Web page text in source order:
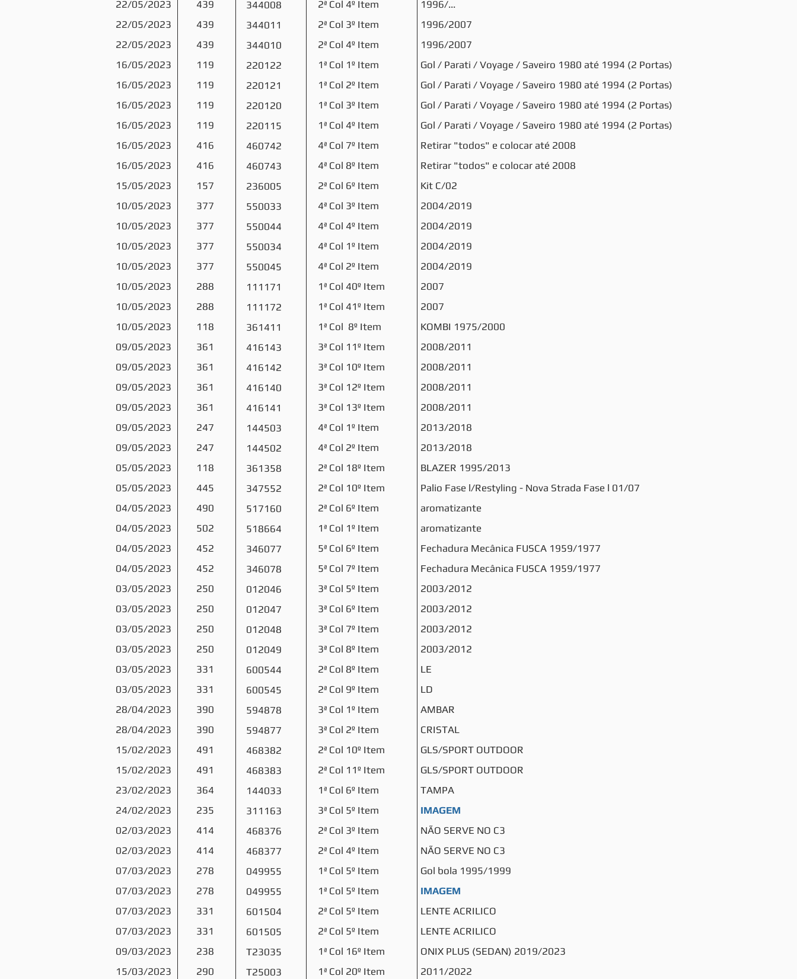
22/05/2023
22/05/2023
22/05/2023
16/05/2023
16/05/2023
16/05/2023
16/05/2023
16/05/2023
16/05/2023
15/05/2023
10/05/2023
10/05/2023
10/05/2023
10/05/2023
10/05/2023
10/05/2023
10/05/2023
09/05/2023
09/05/2023
09/05/2023
09/05/2023
09/05/2023
09/05/2023
05/05/2023
05/05/2023
04/05/2023
04/05/2023
04/05/2023
04/05/2023
03/05/2023
03/05/2023
03/05/2023
03/05/2023
03/05/2023
03/05/2023
28/04/2023
28/04/2023
15/02/2023
15/02/2023
23/02/2023
24/02/2023
02/03/2023
02/03/2023
07/03/2023
07/03/2023
07/03/2023
07/03/2023
09/03/2023
15/03/2023
439
439
439
119
119
119
119
416
416
157
377
377
377
377
288
288
118
361
361
361
361
247
247
118
445
490
502
452
452
250
250
250
250
331
331
390
390
491
491
364
235
414
414
278
278
331
331
238
290
2ª Col 4º Item
2ª Col 3º Item
2ª Col 4º Item
1ª Col 1º Item
1ª Col 2º Item
1ª Col 3º Item
1ª Col 4º Item
4ª Col 7º Item
4ª Col 8º Item
2ª Col 6º Item
4ª Col 3º Item
4ª Col 4º Item
4ª Col 1º Item
4ª Col 2º Item
1ª Col 40º Item
1ª Col 41º Item
1ª Col 8º Item
3ª Col 11º Item
3ª Col 10º Item
3ª Col 12º Item
3ª Col 13º Item
4ª Col 1º Item
4ª Col 2º Item
2ª Col 18º Item
2ª Col 10º Item
2ª Col 6º Item
1ª Col 1º Item
5ª Col 6º Item
5ª Col 7º Item
3ª Col 5º Item
3ª Col 6º Item
3ª Col 7º Item
3ª Col 8º Item
2ª Col 8º Item
2ª Col 9º Item
3ª Col 1º Item
3ª Col 2º Item
2ª Col 10º Item
2ª Col 11º Item
1ª Col 6º Item
3ª Col 5º Item
2ª Col 3º Item
2ª Col 4º Item
1ª Col 5º Item
1ª Col 5º Item
2ª Col 5º Item
2ª Col 5º Item
1ª Col 16º Item
1ª Col 20º Item
1996/...
1996/2007
1996/2007
Gol / Parati / Voyage / Saveiro 1980 até 1994 (2 Portas)
Gol / Parati / Voyage / Saveiro 1980 até 1994 (2 Portas)
Gol / Parati / Voyage / Saveiro 1980 até 1994 (2 Portas)
Gol / Parati / Voyage / Saveiro 1980 até 1994 (2 Portas)
Retirar "todos" e colocar até 2008
Retirar "todos" e colocar até 2008
Kit C/02
2004/2019
2004/2019
2004/2019
2004/2019
2007
2007
KOMBI 1975/2000
2008/2011
2008/2011
2008/2011
2008/2011
2013/2018
2013/2018
BLAZER 1995/2013
Palio Fase l/Restyling - Nova Strada Fase l 01/07
aromatizante
aromatizante
Fechadura Mecânica FUSCA 1959/1977
Fechadura Mecânica FUSCA 1959/1977
2003/2012
2003/2012
2003/2012
2003/2012
LE
LD
AMBAR
CRISTAL
GLS/SPORT OUTDOOR
GLS/SPORT OUTDOOR
TAMPA
IMAGEM
NÃO SERVE NO C3
NÃO SERVE NO C3
Gol bola 1995/1999
IMAGEM
LENTE ACRILICO
LENTE ACRILICO
ONIX PLUS (SEDAN) 2019/2023
2011/2022
344008
344011
344010
220122
220121
220120
220115
460742
460743
236005
550033
550044
550034
550045
111171
111172
361411
416143
416142
416140
416141
144503
144502
361358
347552
517160
518664
346077
346078
012046
012047
012048
012049
600544
600545
594878
594877
468382
468383
144033
311163
468376
468377
049955
049955
601504
601505
T23035
T25003